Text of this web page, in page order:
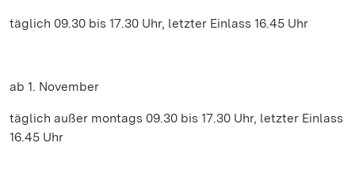
täglich 09.30 bis 17.30 Uhr, letzter Einlass 16.45 Uhr
ab 1. November
täglich außer montags 09.30 bis 17.30 Uhr, letzter Einlass
16.45 Uhr